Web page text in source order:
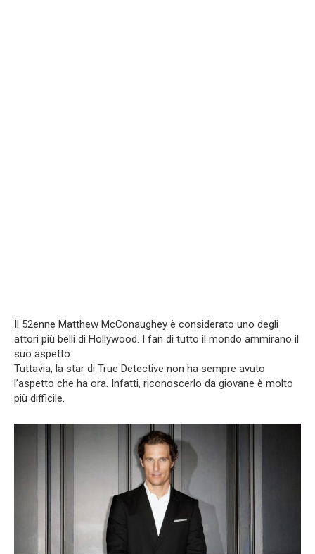
Il 52enne Matthew McConaughey è considerato uno degli
attori più belli di Hollywood. I fan di tutto il mondo ammirano il
suo aspetto.
Tuttavia, la star di True Detective non ha sempre avuto
l’aspetto che ha ora. Infatti, riconoscerlo da giovane è molto
più difficile.